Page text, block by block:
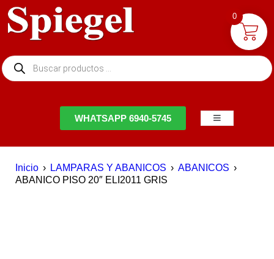
WHATSAPP 6940-5745
Inicio › LAMPARAS Y ABANICOS › ABANICOS ›
ABANICO PISO 20″ ELI2011 GRIS
0